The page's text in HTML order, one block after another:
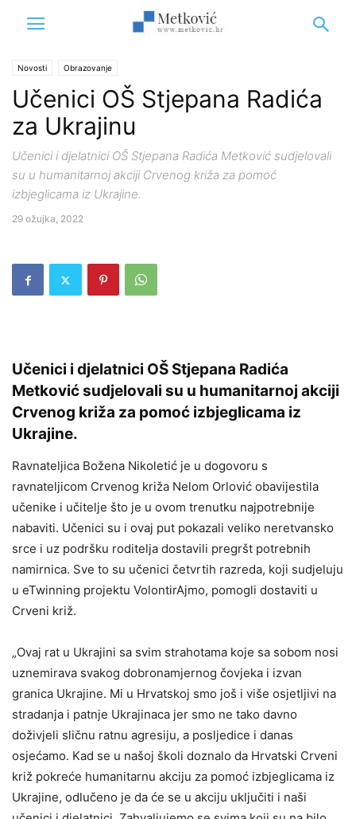
Novosti Obrazovanje
Učenici OŠ Stjepana Radića
za Ukrajinu
Učenici i djelatnici OŠ Stjepana Radića Metković sudjelovali
su u humanitarnoj akciji Crvenog križa za pomoć
izbjeglicama iz Ukrajine.
29 ožujka, 2022
Učenici i djelatnici OŠ Stjepana Radića
Metković sudjelovali su u humanitarnoj akciji
Crvenog križa za pomoć izbjeglicama iz
Ukrajine.
Ravnateljica Božena Nikoletić je u dogovoru s
ravnateljicom Crvenog križa Nelom Orlović obavijestila
učenike i učitelje što je u ovom trenutku najpotrebnije
nabaviti. Učenici su i ovaj put pokazali veliko neretvansko
srce i uz podršku roditelja dostavili pregršt potrebnih
namirnica. Sve to su učenici četvrtih razreda, koji sudjeluju
u eTwinning projektu VolontirAjmo, pomogli dostaviti u
Crveni križ.
„Ovaj rat u Ukrajini sa svim strahotama koje sa sobom nosi
uznemirava svakog dobronamjernog čovjeka i izvan
granica Ukrajine. Mi u Hrvatskoj smo još i više osjetljivi na
stradanja i patnje Ukrajinaca jer smo ne tako davno
doživjeli sličnu ratnu agresiju, a posljedice i danas
osjećamo. Kad se u našoj školi doznalo da Hrvatski Crveni
križ pokreće humanitarnu akciju za pomoć izbjeglicama iz
Ukrajine, odlučeno je da će se u akciju uključiti i naši